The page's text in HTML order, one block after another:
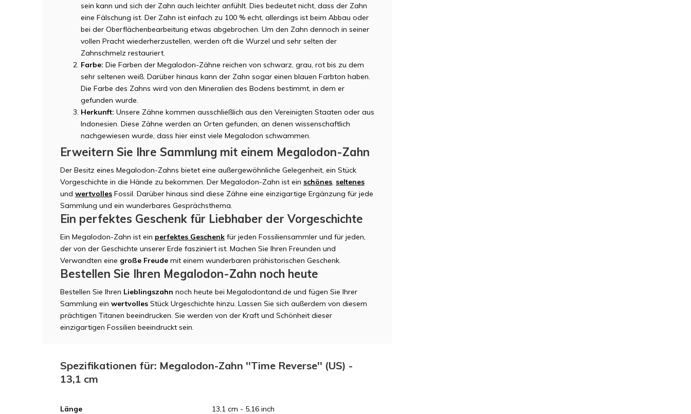
sein kann und sich der Zahn auch leichter anfühlt. Dies bedeutet nicht, dass der Zahn
eine Fälschung ist. Der Zahn ist einfach zu 100 % echt, allerdings ist beim Abbau oder
bei der Oberflächenbearbeitung etwas abgebrochen. Um den Zahn dennoch in seiner
vollen Pracht wiederherzustellen, werden oft die Wurzel und sehr selten der
Zahnschmelz restauriert.
Farbe: Die Farben der Megalodon-Zähne reichen von schwarz, grau, rot bis zu dem
sehr seltenen weiß. Darüber hinaus kann der Zahn sogar einen blauen Farbton haben.
Die Farbe des Zahns wird von den Mineralien des Bodens bestimmt, in dem er
gefunden wurde.
Herkunft: Unsere Zähne kommen ausschließlich aus den Vereinigten Staaten oder aus
Indonesien. Diese Zähne werden an Orten gefunden, an denen wissenschaftlich
nachgewiesen wurde, dass hier einst viele Megalodon schwammen.
Erweitern Sie Ihre Sammlung mit einem Megalodon-Zahn
Der Besitz eines Megalodon-Zahns bietet eine außergewöhnliche Gelegenheit, ein Stück
Vorgeschichte in die Hände zu bekommen. Der Megalodon-Zahn ist ein schönes seltenes
und wertvolles Fossil. Darüber hinaus sind diese Zähne eine einzigartige Ergänzung für jede
Sammlung und ein wunderbares Gesprächsthema.
Ein perfektes Geschenk für Liebhaber der Vorgeschichte
Ein Megalodon-Zahn ist ein perfektes Geschenk für jeden Fossiliensammler und für jeden,
der von der Geschichte unserer Erde fasziniert ist. Machen Sie Ihren Freunden und
Verwandten eine große Freude mit einem wunderbaren prähistorischen Geschenk.
Bestellen Sie Ihren Megalodon-Zahn noch heute
Bestellen Sie Ihren Lieblingszahn noch heute bei Megalodontand.de und fügen Sie Ihrer
Sammlung ein wertvolles Stück Urgeschichte hinzu. Lassen Sie sich außerdem von diesem
prächtigen Titanen beeindrucken. Sie werden von der Kraft und Schönheit dieser
einzigartigen Fossilien beeindruckt sein.
Spezifikationen für: Megalodon-Zahn ''Time Reverse'' (US) -
13,1 cm
Länge 13,1 cm - 5,16 inch